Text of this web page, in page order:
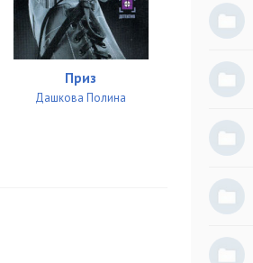
Приз
Дашкова Полина